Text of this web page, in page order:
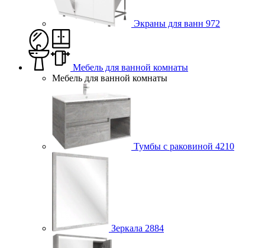
Экраны для ванн 972
Мебель для ванной комнаты
Мебель для ванной комнаты
Тумбы с раковиной 4210
Зеркала 2884